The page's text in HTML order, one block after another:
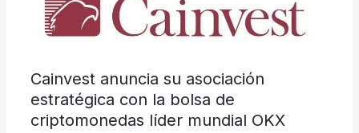
Cainvest anuncia su asociación
estratégica con la bolsa de
criptomonedas líder mundial OKX